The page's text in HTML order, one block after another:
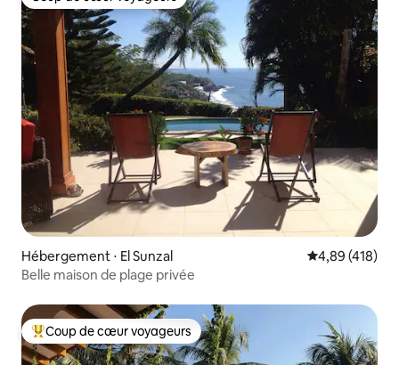
Coup de cœur voyageurs
Hébergement ⋅ El Sunzal Évaluation
4,89 (418)
Belle maison de plage privée
Coups de cœur voyageurs les plus appréciés
Coup de cœur voyageurs